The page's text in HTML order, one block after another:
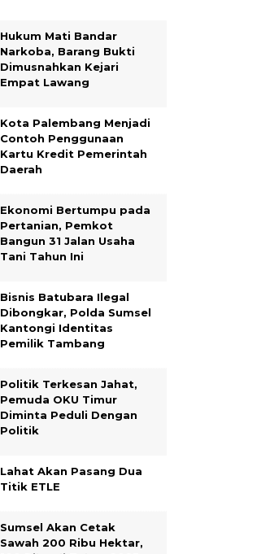
Hukum Mati Bandar
Narkoba, Barang Bukti
Dimusnahkan Kejari
Empat Lawang
Kota Palembang Menjadi
Contoh Penggunaan
Kartu Kredit Pemerintah
Daerah
Ekonomi Bertumpu pada
Pertanian, Pemkot
Bangun 31 Jalan Usaha
Tani Tahun Ini
Bisnis Batubara Ilegal
Dibongkar, Polda Sumsel
Kantongi Identitas
Pemilik Tambang
Politik Terkesan Jahat,
Pemuda OKU Timur
Diminta Peduli Dengan
Politik
Lahat Akan Pasang Dua
Titik ETLE
Sumsel Akan Cetak
Sawah 200 Ribu Hektar,